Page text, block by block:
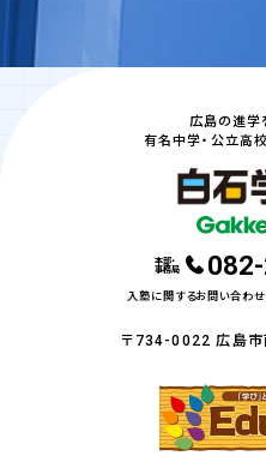
広島の進学
有名中学・公立高
本部・
事務局
入塾に関するお問い合わ
〒734-0022 広島